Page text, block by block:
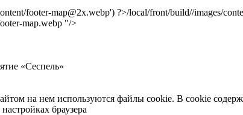
/local/front/build//images/
map.webp "/>
«Сеспель»
на нем используются файлы cookie. В cookie
браузера